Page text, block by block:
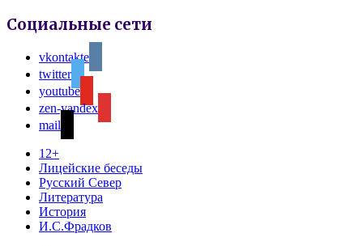
Социальные сети
vkontakte
twitter
youtube
zen-yandex
mail
12+
Лицейские беседы
Русский Север
Литература
История
И.С.Фрадков